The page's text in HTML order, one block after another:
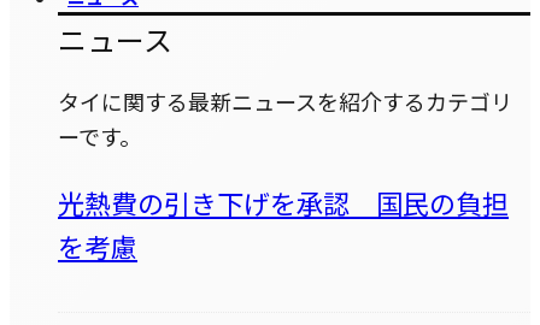
ニュース
タイに関する最新ニュースを紹介するカテゴリ
ーです。
光熱費の引き下げを承認 国民の負担
を考慮